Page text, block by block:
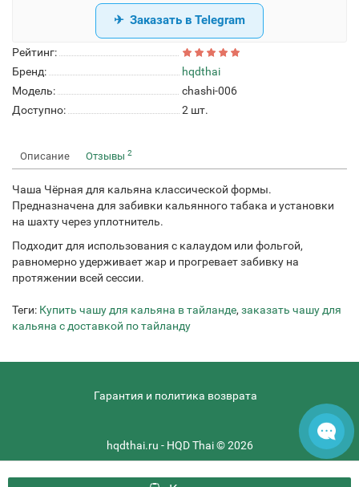
Рейтинг:
Бренд:
hqdthai
Модель:
chashi-006
Доступно:
2 шт.
Заказать в Telegram
Описание Отзывы 2
Чаша Чёрная для кальяна классической формы.
Предназначена для забивки кальянного табака и установки
на шахту через уплотнитель.
Подходит для использования с калаудом или фольгой,
равномерно удерживает жар и прогревает забивку на
протяжении всей сессии.
Теги: Купить чашу для кальяна в тайланде, заказать чашу для
кальяна с доставкой по тайланду
Гарантия и политика возврата
hqdthai.ru - HQD Thai © 2026